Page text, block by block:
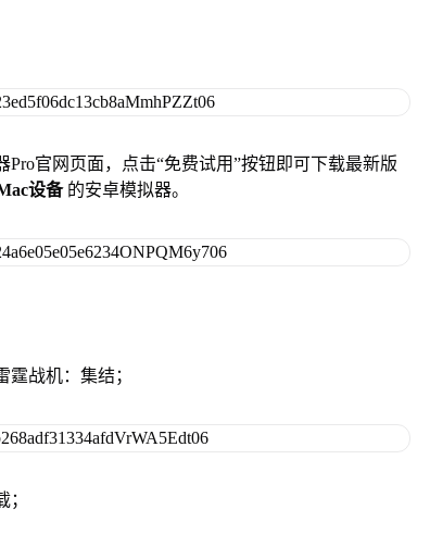
官网页面，点击“免费试用”按钮即可下载最新版
设备 的安卓模拟器。
战机：集结；